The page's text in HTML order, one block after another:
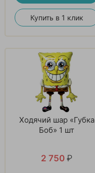
Купить в 1 клик
Ходячий шар «Губка
Боб» 1 шт
2 750 ₽